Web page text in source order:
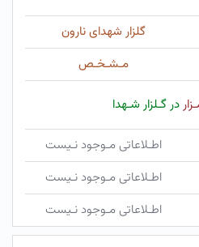
گلزار شهدای نارون
مـشـخـص
در گـلزار شـهدا
اطـلاعاتی مـوجود نـیست
اطـلاعاتی مـوجود نـیست
اطـلاعاتی مـوجود نـیست